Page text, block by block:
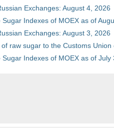
Exchanges: August 4, 2026
Sugar Indexes of MOEX as of
Exchanges: August 3, 2026
raw sugar to the Customs
Sugar Indexes of MOEX as of July